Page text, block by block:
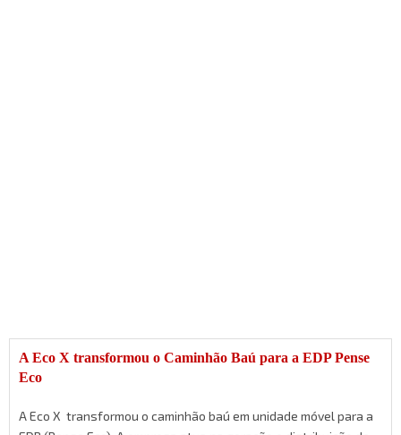
A Eco X transformou o Caminhão Baú para a EDP Pense
Eco
A Eco X transformou o caminhão baú em unidade móvel para a